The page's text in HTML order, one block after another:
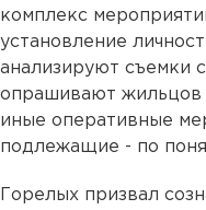
комплекс
установление
анализируют съемки
опрашивают жильцов
иные оперативные
подлежащие - по
Горелых призвал